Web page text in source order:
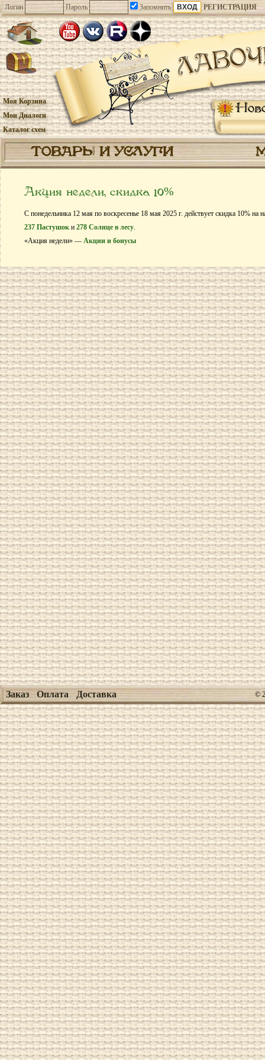
Логин Пароль Запомнить РЕГИСТРАЦИЯ
Моя Корзина
Мои Диалоги
Каталог схем
ТОВАРЫ И УСЛУГИ
Акция недели, скидка 10%
С понедельника 12 мая по воскресенье 18 мая 2025 г. действует скидка 10% на
237 Пастушок и 278 Солнце в лесу.
«Акция недели» — Акции и бонусы
Заказ Оплата Доставка ©